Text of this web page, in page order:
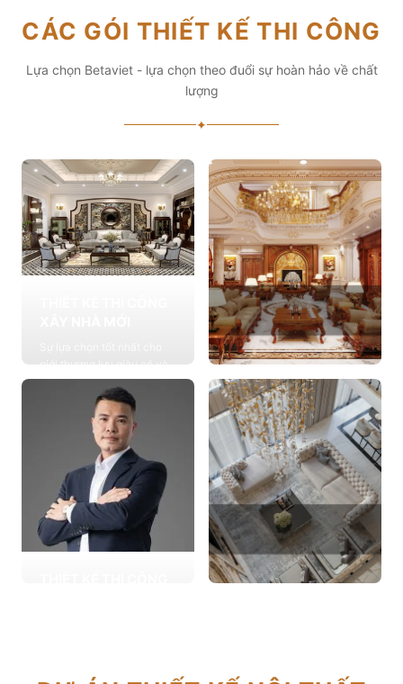
CÁC GÓI THIẾT KẾ THI CÔNG
Lựa chọn Betaviet - lựa chọn theo đuổi sự hoàn hảo về chất
lượng
✦
giới thượng lưu giàu có và
đẳng cấp, cung cấp các
giải pháp thiết kế chuyên
Xem chi tiết
THIẾT KẾ THI CÔNG
NỘI THẤT
Cung cấp các giải pháp
theo phong cách sống với
thiết kế nội thất thông minh
mang tính thẩm mỹ cao
Xem chi tiết
lựa chọn từ các gia đình